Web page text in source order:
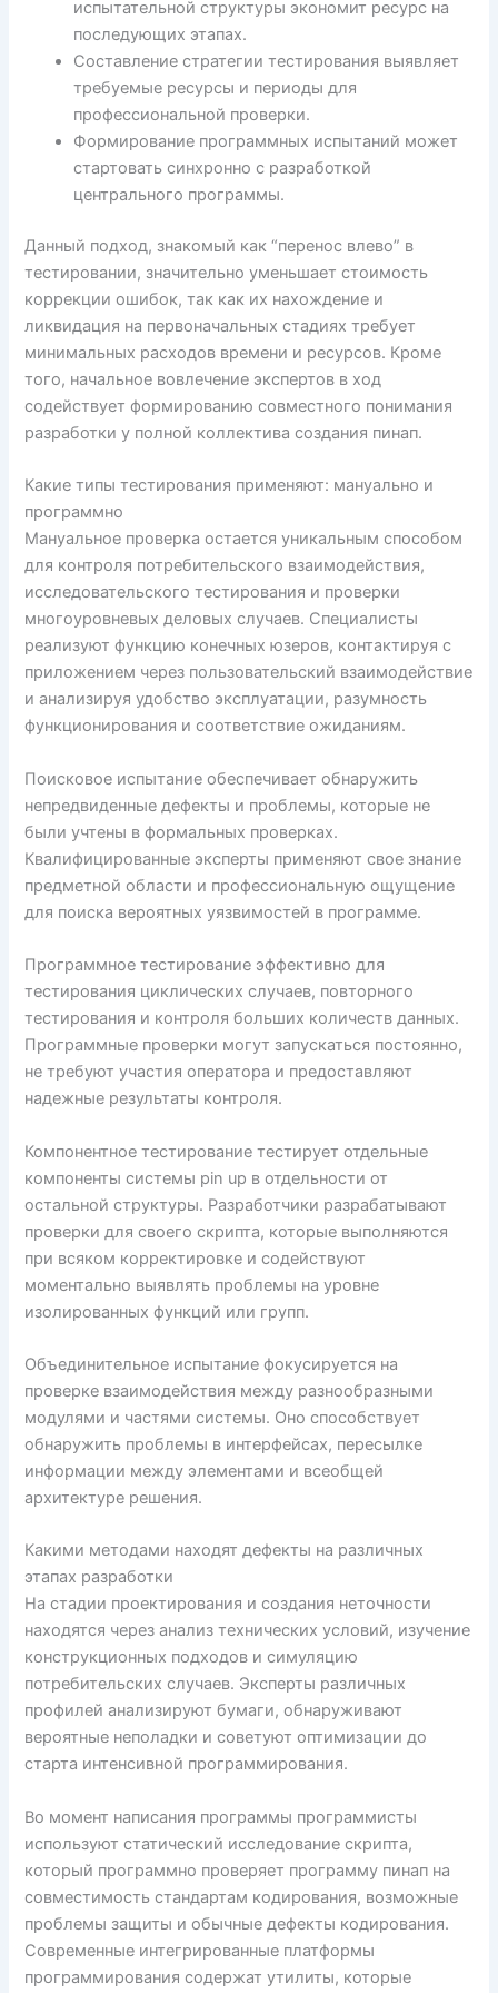
испытательной структуры экономит ресурс на
последующих этапах.
Составление стратегии тестирования выявляет
требуемые ресурсы и периоды для
профессиональной проверки.
Формирование программных испытаний может
стартовать синхронно с разработкой
центрального программы.
Данный подход, знакомый как “перенос влево” в
тестировании, значительно уменьшает стоимость
коррекции ошибок, так как их нахождение и
ликвидация на первоначальных стадиях требует
минимальных расходов времени и ресурсов. Кроме
того, начальное вовлечение экспертов в ход
содействует формированию совместного понимания
разработки у полной коллектива создания пинап.
Какие типы тестирования применяют: мануально и
программно
Мануальное проверка остается уникальным способом
для контроля потребительского взаимодействия,
исследовательского тестирования и проверки
многоуровневых деловых случаев. Специалисты
реализуют функцию конечных юзеров, контактируя с
приложением через пользовательский взаимодействие
и анализируя удобство эксплуатации, разумность
функционирования и соответствие ожиданиям.
Поисковое испытание обеспечивает обнаружить
непредвиденные дефекты и проблемы, которые не
были учтены в формальных проверках.
Квалифицированные эксперты применяют свое знание
предметной области и профессиональную ощущение
для поиска вероятных уязвимостей в программе.
Программное тестирование эффективно для
тестирования циклических случаев, повторного
тестирования и контроля больших количеств данных.
Программные проверки могут запускаться постоянно,
не требуют участия оператора и предоставляют
надежные результаты контроля.
Компонентное тестирование тестирует отдельные
компоненты системы pin up в отдельности от
остальной структуры. Разработчики разрабатывают
проверки для своего скрипта, которые выполняются
при всяком корректировке и содействуют
моментально выявлять проблемы на уровне
изолированных функций или групп.
Объединительное испытание фокусируется на
проверке взаимодействия между разнообразными
модулями и частями системы. Оно способствует
обнаружить проблемы в интерфейсах, пересылке
информации между элементами и всеобщей
архитектуре решения.
Какими методами находят дефекты на различных
этапах разработки
На стадии проектирования и создания неточности
находятся через анализ технических условий, изучение
конструкционных подходов и симуляцию
потребительских случаев. Эксперты различных
профилей анализируют бумаги, обнаруживают
вероятные неполадки и советуют оптимизации до
старта интенсивной программирования.
Во момент написания программы программисты
используют статический исследование скрипта,
который программно проверяет программу пинап на
совместимость стандартам кодирования, возможные
проблемы защиты и обычные дефекты кодирования.
Современные интегрированные платформы
программирования содержат утилиты, которые